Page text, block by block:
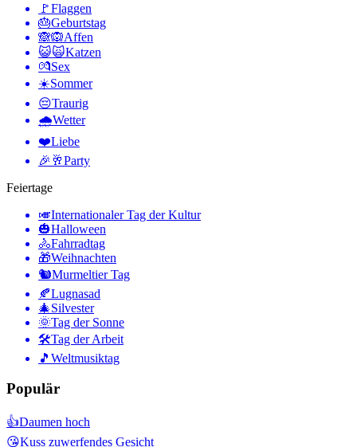
🚩Flaggen
🎂Geburtstag
🙈🙉Affen
😺🙀Katzen
💏Sex
☀️Sommer
😔Traurig
🌧Wetter
❤️Liebe
🎉🥂Party
Feiertage
🎺Internationaler Tag der Kultur
🎃Halloween
🚴Fahrradtag
🎁Weihnachten
🐿Murmeltier Tag
🍂Lugnasad
🎄Silvester
🌞Tag der Sonne
🛠Tag der Arbeit
🎵 Weltmusiktag
Populär
👍Daumen hoch
😘Kuss zuwerfendes Gesicht